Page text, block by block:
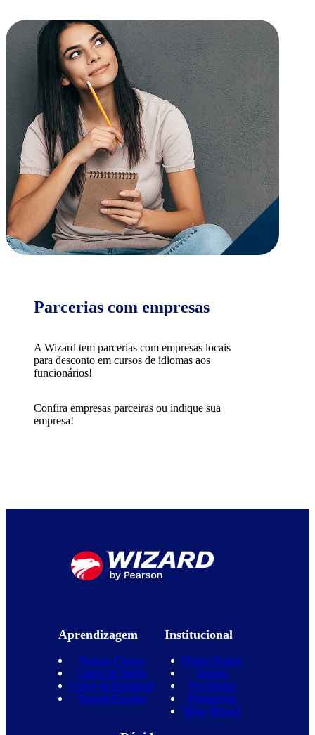
Parcerias com empresas
A Wizard tem parcerias com empresas locais
para desconto em cursos de idiomas aos
funcionários!
Confira empresas parceiras ou indique sua
empresa!
Aprendizagem
Nossos Cursos
Curso de Inglês
Curso de Espanhol
Nossas Escolas
Institucional
Quem Somos
Equipe
Novidades
Promoções
Blog Wizard